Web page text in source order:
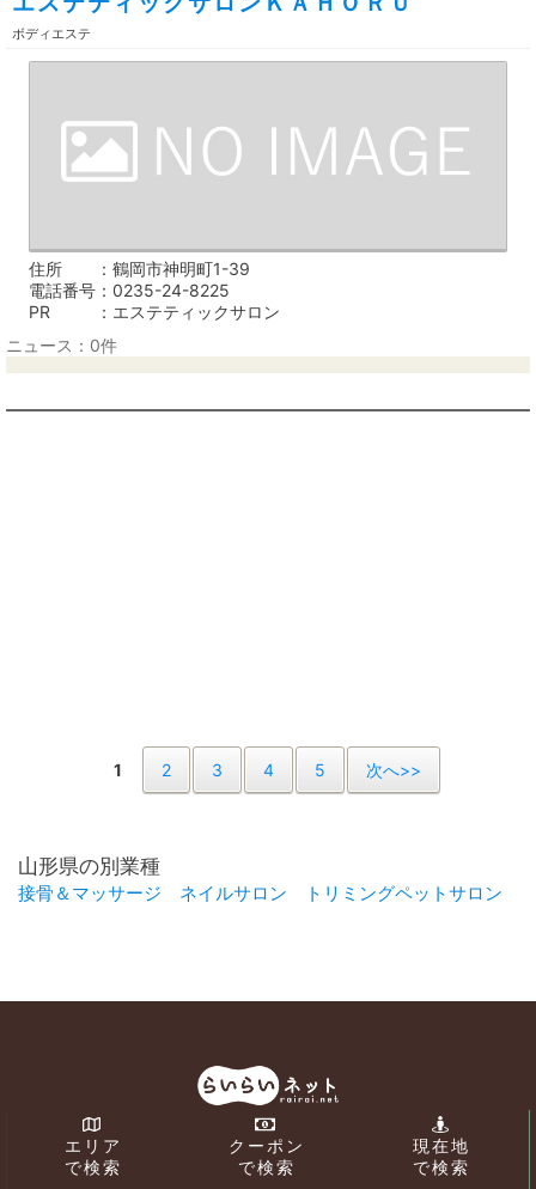
ボディエステ
住所
鶴岡市神明町1-39
電話番号
0235-24-8225
PR
エステティックサロン
ニュース：0件
1 2 3 4 5 次へ>>
山形県の別業種
接骨＆マッサージ ネイルサロン トリミングペットサロン
エリア
で検索
クーポン
で検索
現在地
で検索